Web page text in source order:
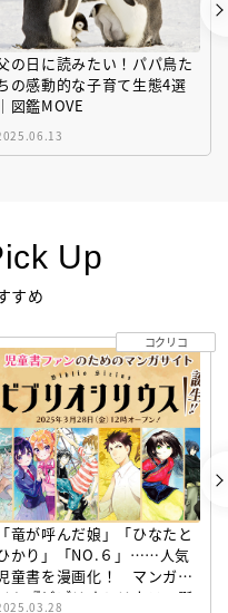
の日に読みたい！パパ鳥た
の感動的な子育て生態4選
｜図鑑MOVE
Up
すめ
「竜が呼んだ娘」「ひなたと
かり」「NO.６」……人気
童書を漫画化！ マンガサ
イト『ビブリオシリウス』誕
コクリコ